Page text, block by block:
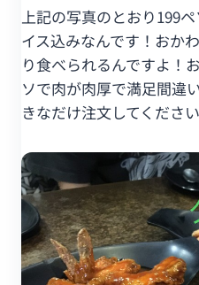
上記の写真のとおり199
イス込みなんです！おか
り食べられるんですよ！
ソで肉が肉厚で満足間違
きなだけ注文してくださ